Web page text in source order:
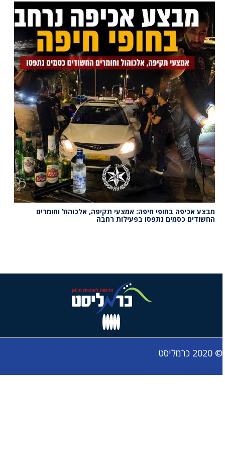
מבצע אכיפה בחופי חיפה: אמצעי תקיפה, אלכוהול וחומרים
החשודים כסמים נתפסו בפעילות רחבה
© 2020 כרמליסט